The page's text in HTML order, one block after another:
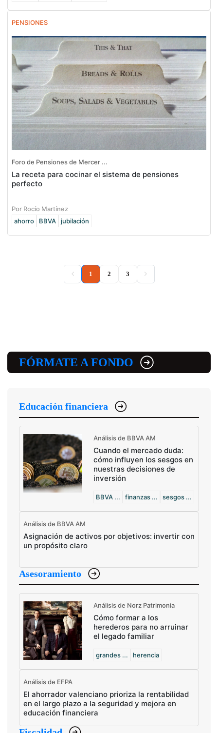
PENSIONES
Foro de Pensiones de Mercer ...
La receta para cocinar el sistema de pensiones
perfecto
Por Rocío Martínez
ahorro
BBVA jubilación
1 (current)
2 3
FÓRMATE A FONDO
Educación financiera
Análisis de BBVA AM
Cuando el mercado duda:
cómo influyen los sesgos en
nuestras decisiones de
inversión
BBVA ... finanzas ... sesgos ...
Análisis de BBVA AM
Asignación de activos por objetivos: invertir con
un propósito claro
Asesoramiento
Análisis de Norz Patrimonia
Cómo formar a los
herederos para no arruinar
el legado familiar
grandes ... herencia
Análisis de EFPA
El ahorrador valenciano prioriza la rentabilidad
en el largo plazo a la seguridad y mejora en
educación financiera